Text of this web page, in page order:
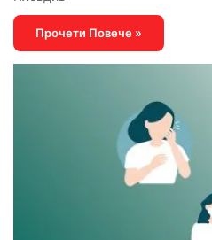
Прочети Повече »